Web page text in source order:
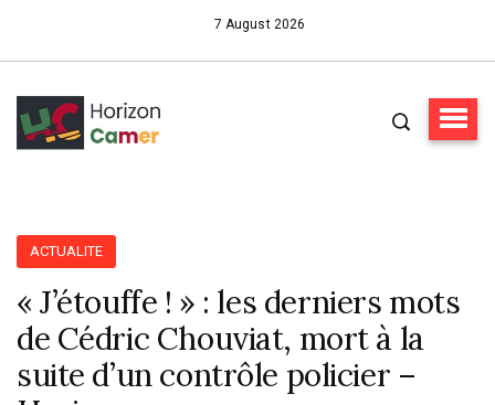
7 August 2026
ACTUALITE
« J’étouffe ! » : les derniers mots
de Cédric Chouviat, mort à la
suite d’un contrôle policier –